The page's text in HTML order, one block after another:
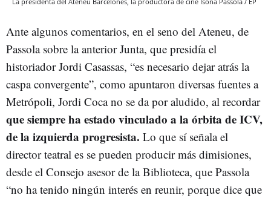
Ante algunos comentarios, en el seno del Ateneu, de
Passola sobre la anterior Junta, que presidía el
historiador Jordi Casassas, “es necesario dejar atrás la
caspa convergente”, como apuntaron diversas fuentes a
Metrópoli, Jordi Coca no se da por aludido, al recordar
que siempre ha estado vinculado a la órbita de ICV,
de la izquierda progresista. Lo que sí señala el
director teatral es se pueden producir más dimisiones,
desde el Consejo asesor de la Biblioteca, que Passola
“no ha tenido ningún interés en reunir, porque dice que